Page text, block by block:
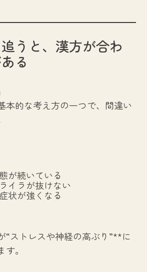
うと、漢方が合わ
る
本的な考え方の一つで、間違い
が続いている
イラが抜けない
状が強くなる
“ストレスや神経の高ぶり”**に
。